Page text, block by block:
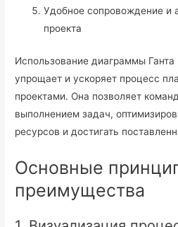
Удобное сопровождение и
проекта
Использование диаграммы Ганта
упрощает и ускоряет процесс
проектами. Она позволяет
выполнением задач,
ресурсов и достигать
Основные
преимущества